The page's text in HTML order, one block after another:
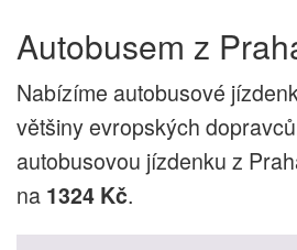
Autobusem z
Nabízíme autobusové
většiny evropských
autobusovou jízdenku z
na 1324 Kč.